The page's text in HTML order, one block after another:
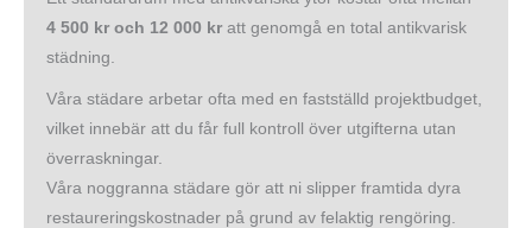
4 500 kr och 12 000 kr att genomgå en total antikvarisk
städning.
Våra städare arbetar ofta med en fastställd projektbudget,
vilket innebär att du får full kontroll över utgifterna utan
överraskningar.
Våra noggranna städare gör att ni slipper framtida dyra
restaureringskostnader på grund av felaktig rengöring.